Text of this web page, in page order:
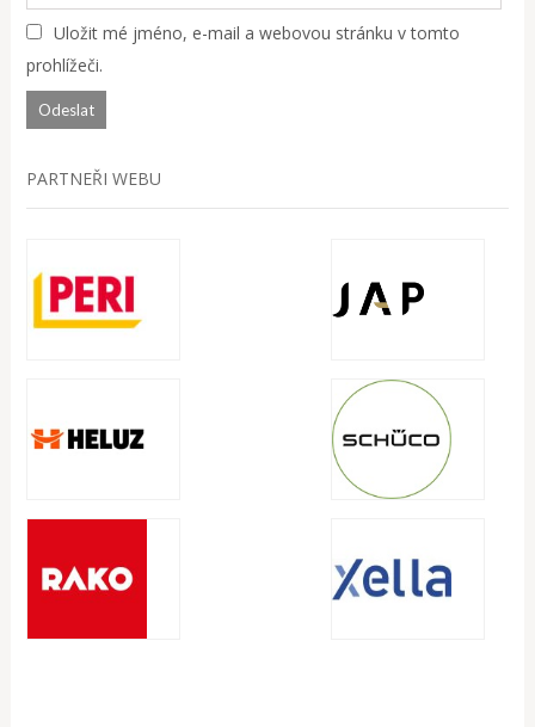
Uložit mé jméno, e-mail a webovou stránku v tomto
prohlížeči.
PARTNEŘI WEBU